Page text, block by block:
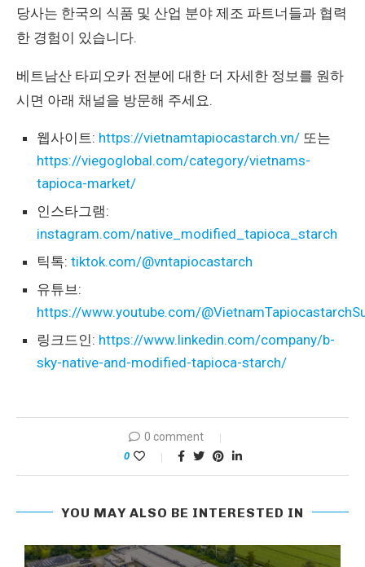
당사는 한국의 식품 및 산업 분야 제조 파트너들과 협력
한 경험이 있습니다.
베트남산 타피오카 전분에 대한 더 자세한 정보를 원하
시면 아래 채널을 방문해 주세요.
웹사이트: https://vietnamtapiocastarch.vn/ 또는
https://viegoglobal.com/category/vietnams-
tapioca-market/
인스타그램:
instagram.com/native_modified_tapioca_starch
틱톡: tiktok.com/@vntapiocastarch
유튜브:
https://www.youtube.com/
링크드인: https://www.linkedin.com/company/b-
sky-native-and-modified-tapioca-starch/
0 comment
0
YOU MAY ALSO BE INTERESTED IN